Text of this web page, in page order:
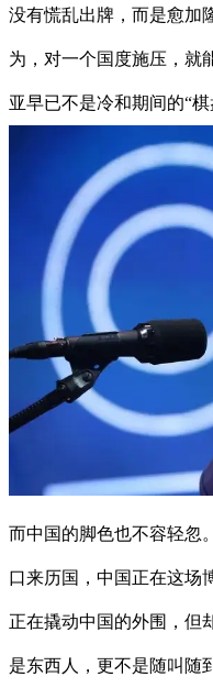
没有慌乱出牌，而是愈加
为，对一个国度施压，就
亚早已不是冷和期间的“
而中国的脚色也不容轻忽
口来历国，中国正在这场
正在撬动中国的外围，但
是东西人，更不是随叫随